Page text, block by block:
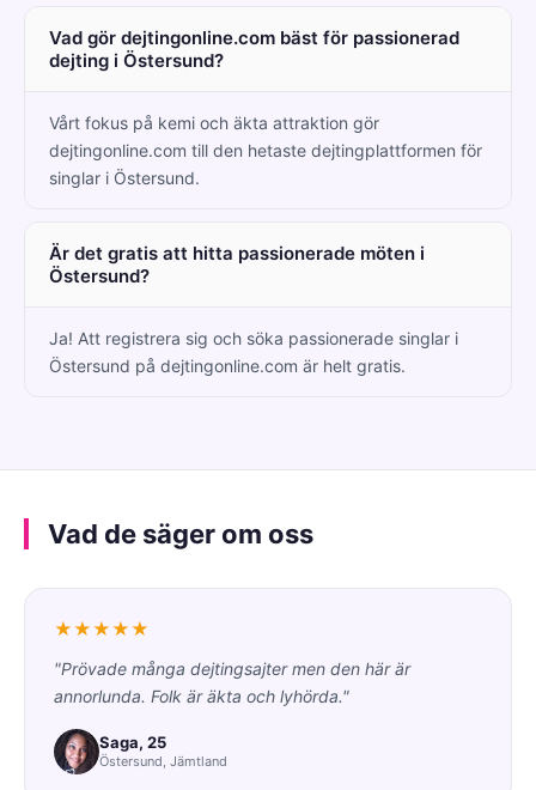
Vad gör dejtingonline.com bäst för passionerad
dejting i Östersund?
Vårt fokus på kemi och äkta attraktion gör
dejtingonline.com till den hetaste dejtingplattformen för
singlar i Östersund.
Är det gratis att hitta passionerade möten i
Östersund?
Ja! Att registrera sig och söka passionerade singlar i
Östersund på dejtingonline.com är helt gratis.
Vad de säger om oss
★★★★★
"Prövade många dejtingsajter men den här är
annorlunda. Folk är äkta och lyhörda."
Saga, 25
Östersund, Jämtland